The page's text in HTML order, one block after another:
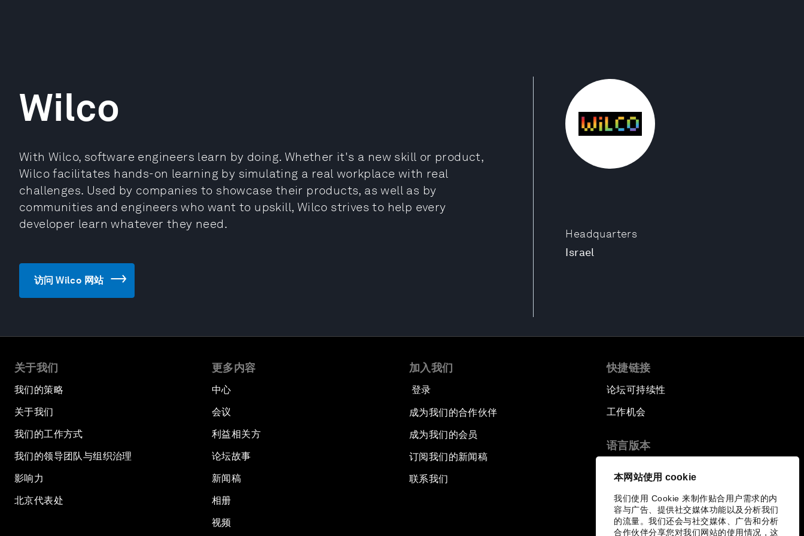
本网站使用 cookie
我们使用 Cookie 来制作贴合用户需求的内
容与广告、提供社交媒体功能以及分析我们
的流量。我们还会与社交媒体、广告和分析
合作伙伴分享您对我们网站的使用情况，这
Headquarters
Israel
Wilco
With Wilco, software engineers learn by doing. Whether it's a new skill or product,
Wilco facilitates hands-on learning by simulating a real workplace with real
challenges. Used by companies to showcase their products, as well as by
communities and engineers who want to upskill, Wilco strives to help every
developer learn whatever they need.
访问 Wilco 网站
关于我们
我们的策略
关于我们
我们的工作方式
我们的领导团队与组织治理
影响力
北京代表处
更多内容
中心
会议
利益相关方
论坛故事
新闻稿
相册
视频
加入我们
登录
成为我们的合作伙伴
成为我们的会员
订阅我们的新闻稿
联系我们
快捷链接
论坛可持续性
工作机会
语言版本